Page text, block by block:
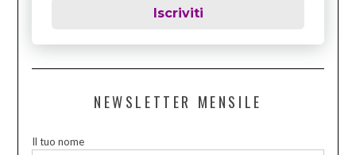
Iscriviti
NEWSLETTER MENSILE
Il tuo nome